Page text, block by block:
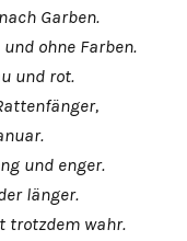
Garben.
ohne Farben.
und rot.
und enger.
länger.
trotzdem wahr.